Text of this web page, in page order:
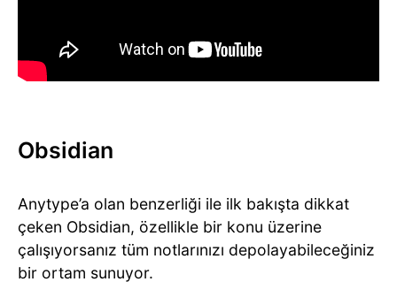
Obsidian
Anytype’a olan benzerliği ile ilk bakışta dikkat
çeken Obsidian, özellikle bir konu üzerine
çalışıyorsanız tüm notlarınızı depolayabileceğiniz
bir ortam sunuyor.